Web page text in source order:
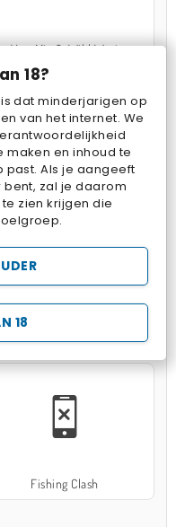
18?
dat minderjarigen op
van het internet. We
maken en inhoud te
Als je aangeeft
bent, zal je daarom
zien krijgen die
18
VegaMix 2: Wild West
Bubbits
Potion Sort
Fishing Clash